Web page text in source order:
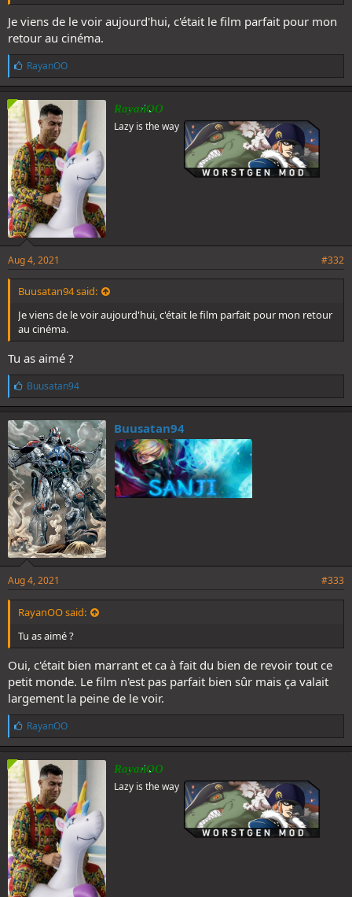
Je viens de le voir aujourd'hui, c'était le film parfait pour mon
retour au cinéma.
L
i
k
e
s
:
RayanOO
RayanOO
Lazy is the way
Aug 4, 2021 #332
Buusatan94 said:
Je viens de le voir aujourd'hui, c'était le film parfait pour mon retour
au cinéma.
Tu as aimé ?
L
i
k
e
s
:
Buusatan94
Buusatan94
Aug 4, 2021 #333
RayanOO said:
Tu as aimé ?
Oui, c'était bien marrant et ca à fait du bien de revoir tout ce
petit monde. Le film n'est pas parfait bien sûr mais ça valait
largement la peine de le voir.
L
i
k
e
s
:
RayanOO
RayanOO
Lazy is the way